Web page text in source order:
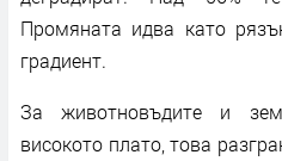
Промяната идва като
градиент.
За животновъдите и
високото плато, това